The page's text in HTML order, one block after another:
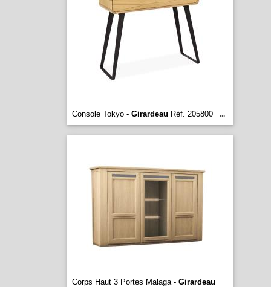
Console Tokyo - Girardeau Réf. 205800 ...
Corps Haut 3 Portes Malaga - Girardeau